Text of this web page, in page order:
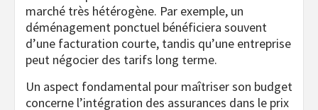
marché très hétérogène. Par exemple, un
déménagement ponctuel bénéficiera souvent
d’une facturation courte, tandis qu’une entreprise
peut négocier des tarifs long terme.
Un aspect fondamental pour maîtriser son budget
concerne l’intégration des assurances dans le prix